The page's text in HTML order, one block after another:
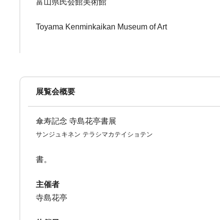
富山県民会館美術館
Toyama Kenminkaikan Museum of Art
展覧会概要
傘寿記念 寺島花亭書展
サンジュキネン テラシマカテイショテン
書。
主催者
寺島花亭